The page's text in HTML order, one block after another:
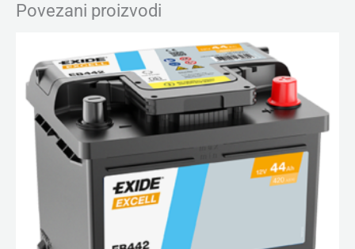
Povezani proizvodi